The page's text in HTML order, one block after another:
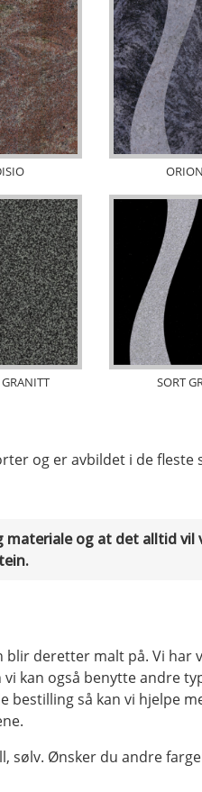
SORT
og er avbildet i de fleste
materiale og at det alltid
blir deretter malt på. Vi har
kan også benytte andre
bestilling så kan vi hjelpe
sølv. Ønsker du andre